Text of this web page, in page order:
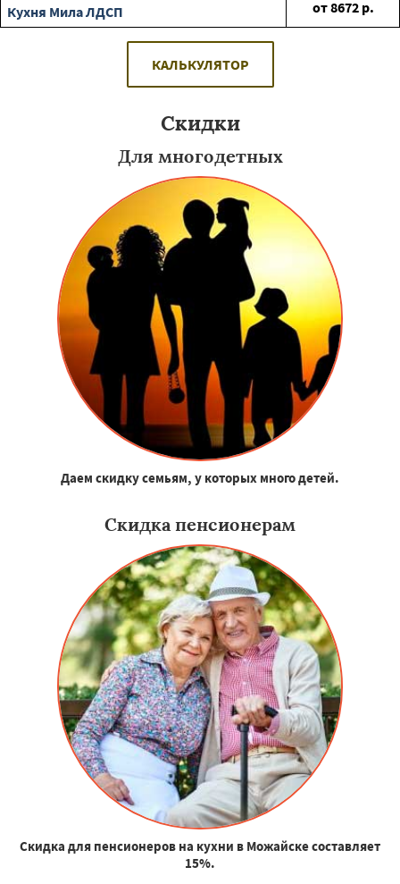
Кухня Мила ЛДСП
от8672 р.
КАЛЬКУЛЯТОР
Скидки
Для многодетных
Даем скидку семьям, у которых много детей.
Скидка пенсионерам
Скидка для пенсионеров на кухни в Можайске составляет
15%.